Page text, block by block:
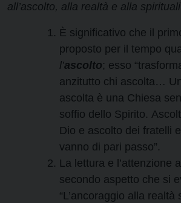
all’ascolto, alla realtà e alla
È significativo che il
proposto per il tempo
l’ascolto; esso
anzitutto chi ascolta…
ascolta è una Chiesa
soffio dello Spirito.
Dio e ascolto dei fratelli
vanno di pari passo”.
La lettura e l’attenzione
secondo aspetto che si
“L’ancoraggio alla realtà